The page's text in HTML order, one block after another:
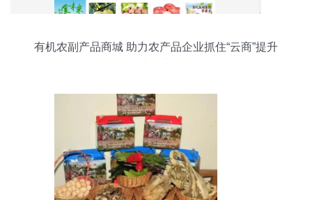
有机农副产品商城 助力农产品企业抓住“云商”提升